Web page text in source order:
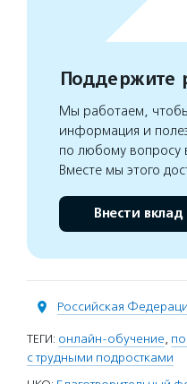
Поддержите
Мы работаем, чтобы
информация и
по любому вопросу
Вместе мы этого
Внести вклад
Российская
ТЕГИ: онлайн-обучение,
с трудными подростками